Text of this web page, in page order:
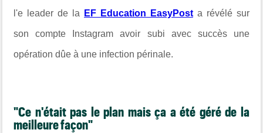
l'e leader de la EF Education EasyPosta révélé sur
son compte Instagram avoir subi avec succès une
opération dûe à une infection périnale.
"Ce n'était pas le plan mais ça a été géré de la
meilleure façon"